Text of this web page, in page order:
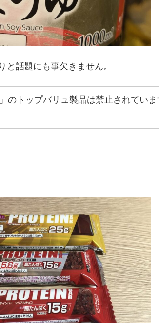
と話題にも事欠きません。
のトップバリュ製品は禁止されてい